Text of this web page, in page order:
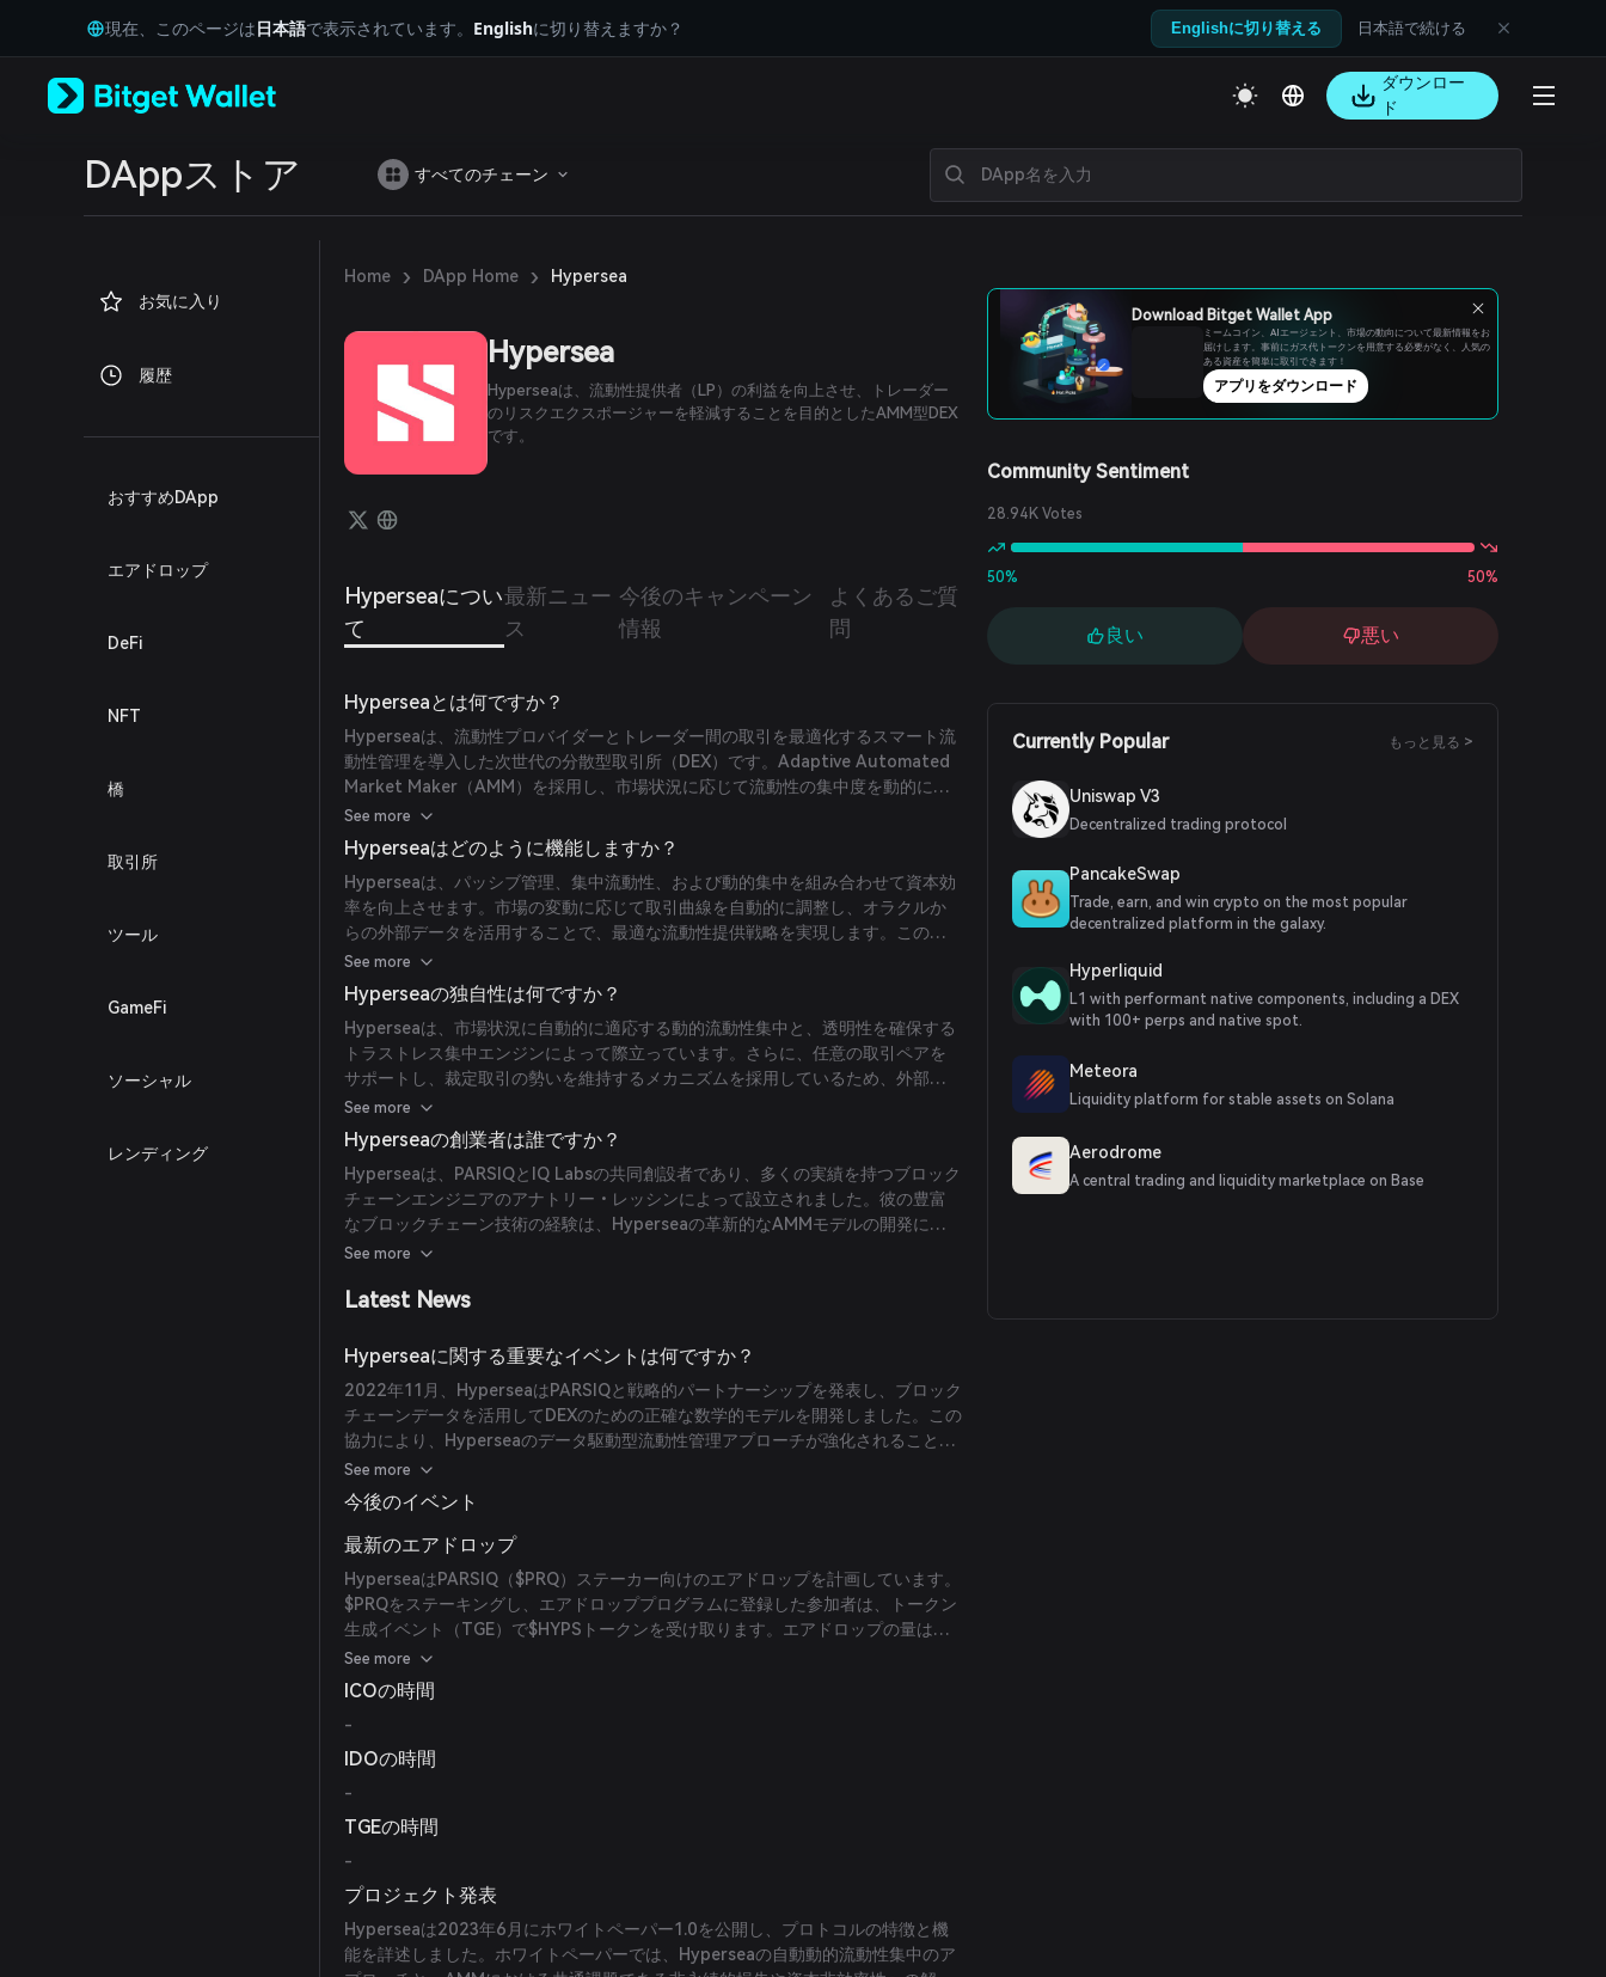
Tiếng Việt
Русский
Español (Latinoamérica)
Português (Portugal)
Bahasa Indonesia
Español (Argentina)
現在、このページは日本語で表示されています。 Englishに切り替えますか？ Englishに切り替える 日本語で続ける
ダウンロー
ド
DAppストア すべてのチェーン
お気に入り
履歴
おすすめDApp
エアドロップ
DeFi
NFT
橋
取引所
ツール
GameFi
ソーシャル
レンディング
Home › DApp Home › Hypersea
Hypersea
Hyperseaは、流動性提供者（LP）の利益を向上させ、トレーダー
のリスクエクスポージャーを軽減することを目的としたAMM型DEX
です。
Hyperseaについ
て
最新ニュー
ス
今後のキャンペーン
情報
よくあるご質
問
Hyperseaとは何ですか？
Hyperseaは、流動性プロバイダーとトレーダー間の取引を最適化するスマート流
動性管理を導入した次世代の分散型取引所（DEX）です。Adaptive Automated
Market Maker（AMM）を採用し、市場状況に応じて流動性の集中度を動的に調
整することで、流動性プロバイダーの収益最大化とトレーダーのスリッページ最
小化を目指しています。
See more
Hyperseaはどのように機能しますか？
Hyperseaは、パッシブ管理、集中流動性、および動的集中を組み合わせて資本効
率を向上させます。市場の変動に応じて取引曲線を自動的に調整し、オラクルか
らの外部データを活用することで、最適な流動性提供戦略を実現します。このア
プローチにより、流動性プロバイダーは設定後放置でき、アクティブな管理の必
要性を減らせます。
See more
Hyperseaの独自性は何ですか？
Hyperseaは、市場状況に自動的に適応する動的流動性集中と、透明性を確保する
トラストレス集中エンジンによって際立っています。さらに、任意の取引ペアを
サポートし、裁定取引の勢いを維持するメカニズムを採用しているため、外部市
場の変化に応じて取引所が調整されても一貫した裁定機会を保ちます。
See more
Hyperseaの創業者は誰ですか？
Hyperseaは、PARSIQとIQ Labsの共同創設者であり、多くの実績を持つブロック
チェーンエンジニアのアナトリー・レッシンによって設立されました。彼の豊富
なブロックチェーン技術の経験は、Hyperseaの革新的なAMMモデルの開発に不
可欠な役割を果たしました。
See more
Latest News
Hyperseaに関する重要なイベントは何ですか？
2022年11月、HyperseaはPARSIQと戦略的パートナーシップを発表し、ブロック
チェーンデータを活用してDEXのための正確な数学的モデルを開発しました。この
協力により、Hyperseaのデータ駆動型流動性管理アプローチが強化されることを
目指しています。
See more
今後のイベント
最新のエアドロップ
HyperseaはPARSIQ（$PRQ）ステーカー向けのエアドロップを計画しています。
$PRQをステーキングし、エアドロッププログラムに登録した参加者は、トークン
生成イベント（TGE）で$HYPSトークンを受け取ります。エアドロップの量はス
テーキング期間と量に比例します。
See more
ICOの時間
-
IDOの時間
-
TGEの時間
-
プロジェクト発表
Hyperseaは2023年6月にホワイトペーパー1.0を公開し、プロトコルの特徴と機
能を詳述しました。ホワイトペーパーでは、Hyperseaの自動動的流動性集中のア
Download Bitget Wallet App
ミームコイン、AIエージェント、市場の動向について最新情報をお
届けします。事前にガス代トークンを用意する必要がなく、人気の
ある資産を簡単に取引できます！
アプリをダウンロード
Community Sentiment
28.94K Votes
50% 50%
良い 悪い
Currently Popular もっと見る >
Uniswap V3
Decentralized trading protocol
PancakeSwap
Trade, earn, and win crypto on the most popular
decentralized platform in the galaxy.
Hyperliquid
L1 with performant native components, including a DEX
with 100+ perps and native spot.
Meteora
Liquidity platform for stable assets on Solana
Aerodrome
A central trading and liquidity marketplace on Base